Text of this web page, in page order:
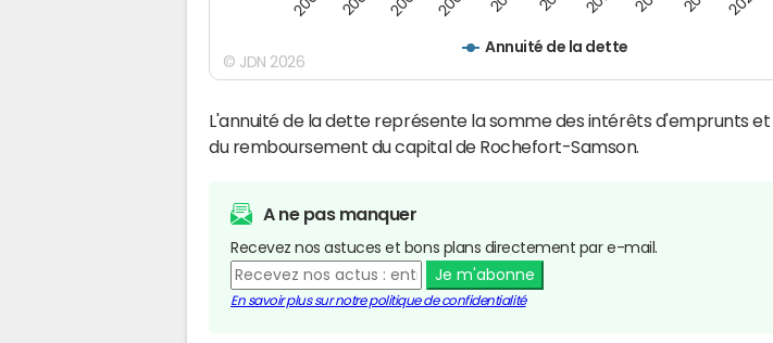
Annuité de la dette
© JDN 2026
L'annuité de la dette représente la somme des intérêts d'emprunts
du remboursement du capital de Rochefort-Samson.
A ne pas manquer
Recevez nos astuces et bons plans directement par e-mail.
Je m'abonne
En savoir plus sur notre politique de confidentialité